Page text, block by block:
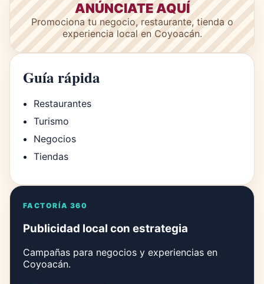
ANÚNCIATE AQUÍ
Promociona tu negocio, restaurante, tienda o
experiencia local en Coyoacán.
Guía rápida
Restaurantes
Turismo
Negocios
Tiendas
FACTORÍA 360
Publicidad local con estrategia
Campañas para negocios y experiencias en
Coyoacán.